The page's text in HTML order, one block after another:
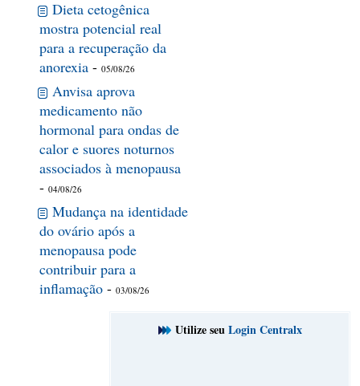
Dieta cetogênica
mostra potencial real
para a recuperação da
anorexia - 05/08/26
Anvisa aprova
medicamento não
hormonal para ondas de
calor e suores noturnos
associados à menopausa
- 04/08/26
Mudança na identidade
do ovário após a
menopausa pode
contribuir para a
inflamação - 03/08/26
Utilize seuLogin Centralx